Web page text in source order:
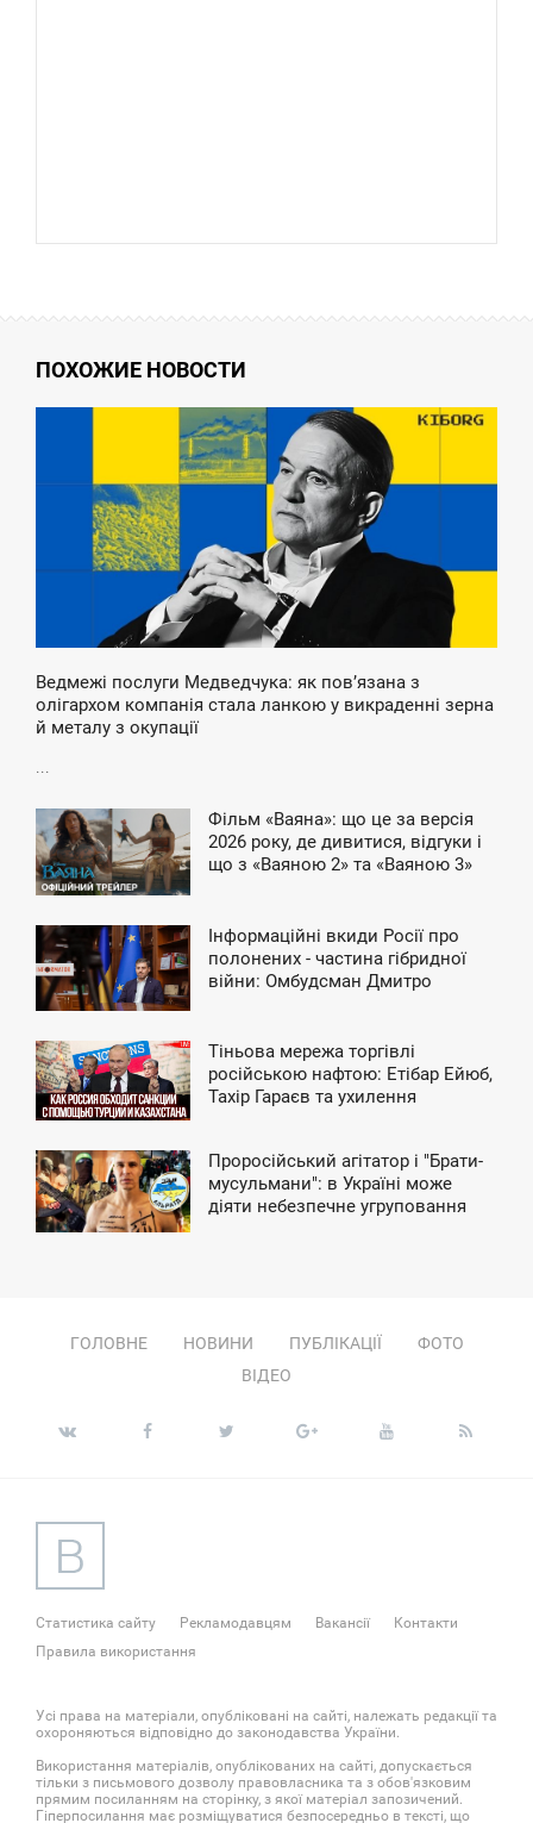
ПОХОЖИЕ НОВОСТИ
Ведмежі послуги Медведчука: як повʼязана з
олігархом компанія стала ланкою у викраденні зерна
й металу з окупації
...
Фільм «Ваяна»: що це за версія
2026 року, де дивитися, відгуки і
що з «Ваяною 2» та «Ваяною 3»
Інформаційні вкиди Росії про
полонених - частина гібридної
війни: Омбудсман Дмитро
Тіньова мережа торгівлі
російською нафтою: Етібар Ейюб,
Тахір Гараєв та ухилення
Проросійський агітатор і "Брати-
мусульмани": в Україні може
діяти небезпечне угруповання
ГОЛОВНЕ НОВИНИ ПУБЛІКАЦІЇ
ФОТО
ВІДЕО
Статистика сайту Рекламодавцям Вакансії
Контакти
Правила використання
Усі права на матеріали, опубліковані на сайті, належать редакції та
охороняються відповідно до законодавства України.
Використання матеріалів, опублікованих на сайті, допускається
тільки з письмового дозволу правовласника та з обов'язковим
прямим посиланням на сторінку, з якої матеріал запозичений.
Гіперпосилання має розміщуватися безпосередньо в тексті, що